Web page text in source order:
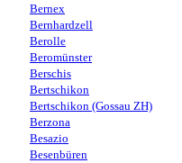
Bernex
Bernhardzell
Berolle
Beromünster
Berschis
Bertschikon
Bertschikon (Gossau ZH)
Berzona
Besazio
Besenbüren